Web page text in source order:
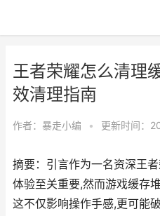
王者荣耀怎么清理
效清理指南
作者： 暴走小编 • 更新时间：
摘要：引言作为一名资深王
体验至关重要,然而游戏缓存
这不仅影响操作手感,更可能